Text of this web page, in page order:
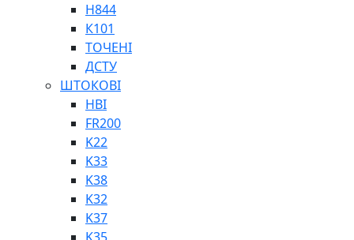
SINT, E60
ПНЕВМАТИКА
ФІТИНГИ
H844
К101
ТОЧЕНІ
ДСТУ
ШТОКОВІ
HBI
FR200
K22
K33
K38
K32
K37